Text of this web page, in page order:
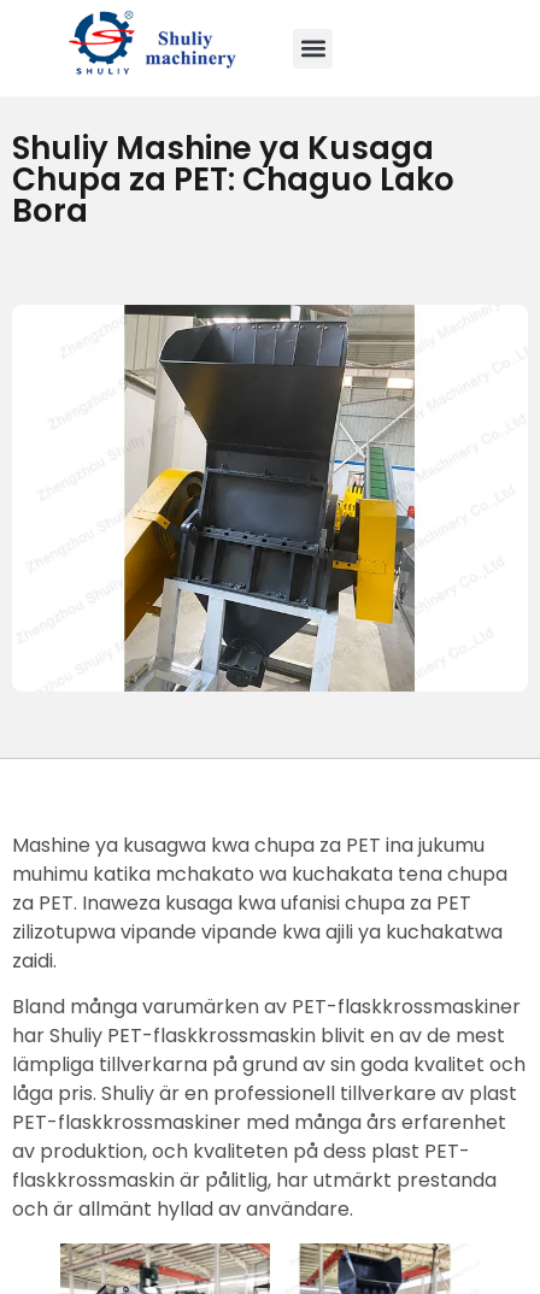
Shuliy Mashine ya Kusaga
Chupa za PET: Chaguo Lako
Bora
Mashine ya kusagwa kwa chupa za PET ina jukumu
muhimu katika mchakato wa kuchakata tena chupa
za PET. Inaweza kusaga kwa ufanisi chupa za PET
zilizotupwa vipande vipande kwa ajili ya kuchakatwa
zaidi.
Bland många varumärken av PET-flaskkrossmaskiner
har Shuliy PET-flaskkrossmaskin blivit en av de mest
lämpliga tillverkarna på grund av sin goda kvalitet och
låga pris. Shuliy är en professionell tillverkare av plast
PET-flaskkrossmaskiner med många års erfarenhet
av produktion, och kvaliteten på dess plast PET-
flaskkrossmaskin är pålitlig, har utmärkt prestanda
och är allmänt hyllad av användare.